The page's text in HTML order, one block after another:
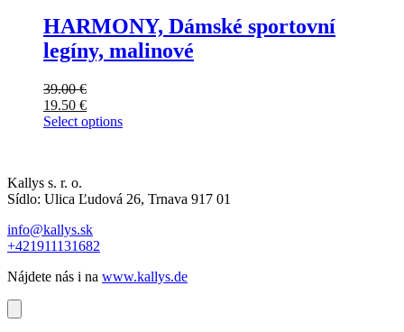
HARMONY, Dámské sportovní
legíny, malinové
39.00€
19.50 €
Select options
Kallys s. r. o.
Sídlo: Ulica Ľudová 26, Trnava 917 01
info@kallys.sk
+421911131682
Nájdete nás i na www.kallys.de